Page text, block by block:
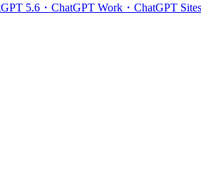
5.6・ChatGPT Work・ChatGPT